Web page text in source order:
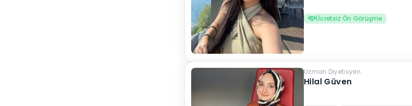
Ücretsiz Ön Görüşme
Hilal Güven
Uzman Diyetisyen